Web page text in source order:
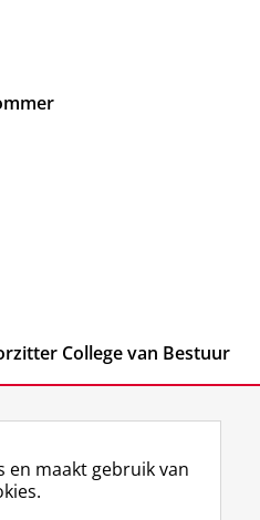
College van Bestuur
en maakt gebruik van